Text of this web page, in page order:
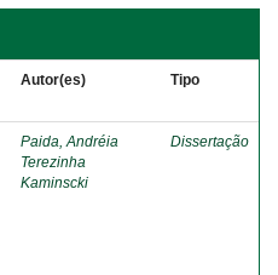
Autor(es) Tipo
Paida, Andréia
Terezinha
Kaminscki
Dissertação